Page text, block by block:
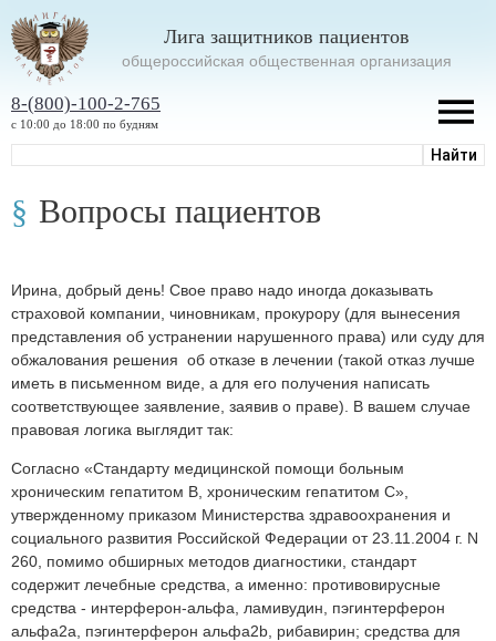
Лига защитников пациентов
oбщероссийская общественная организация
8-(800)-100-2-765
с 10:00 до 18:00 по будням
Вопросы пациентов
Ирина, добрый день! Свое право надо иногда доказывать
страховой компании, чиновникам, прокурору (для вынесения
представления об устранении нарушенного права) или суду для
обжалования решения об отказе в лечении (такой отказ лучше
иметь в письменном виде, а для его получения написать
соответствующее заявление, заявив о праве). В вашем случае
правовая логика выглядит так:
Согласно «Стандарту медицинской помощи больным
хроническим гепатитом B, хроническим гепатитом C»,
утвержденному приказом Министерства здравоохранения и
социального развития Российской Федерации от 23.11.2004 г. N
260, помимо обширных методов диагностики, стандарт
содержит лечебные средства, а именно: противовирусные
средства - интерферон-альфа, ламивудин, пэгинтерферон
альфа2a, пэгинтерферон альфа2b, рибавирин; средства для